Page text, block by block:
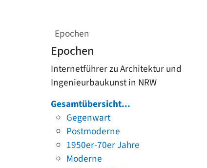
Epochen
Epochen
Internetführer zu Architektur und
Ingenieurbaukunst in NRW
Gesamtübersicht...
Gegenwart
Postmoderne
1950er-70er Jahre
Moderne